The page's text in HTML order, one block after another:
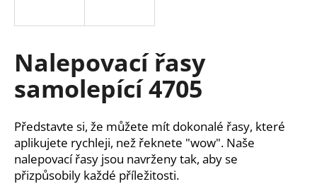
Nalepovací řasy
samolepící 4705
Představte si, že můžete mít dokonalé řasy, které
aplikujete rychleji, než řeknete "wow". Naše
nalepovací řasy jsou navrženy tak, aby se
přizpůsobily každé příležitosti.
í
t
?
HLEDAT